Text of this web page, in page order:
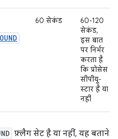
60 सेकंड
60-120
सेकंड,
इस बात
पर निर्भर
करता है
कि प्रोसेस
सीपीयू-
स्टार है या
नहीं
फ़्लैग सेट है या नहीं, यह बताने